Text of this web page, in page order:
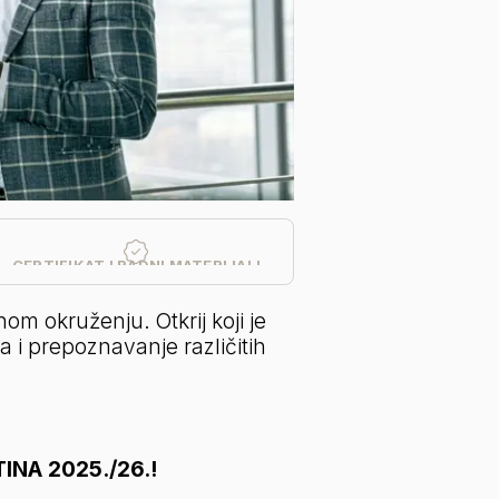
CERTIFIKAT I RADNI MATERIJALI
okruženju. Otkrij koji je
i prepoznavanje različitih
2025./26.!